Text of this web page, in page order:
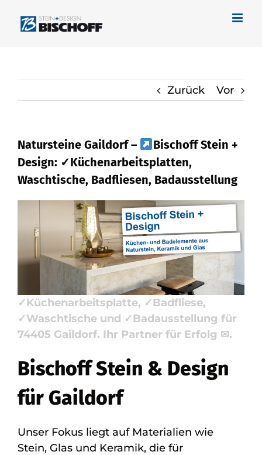
Inhalt
Zurück Vor
Natursteine Gaildorf –
Bischoff Stein +
Design: ✓Küchenarbeitsplatten,
Waschtische, Badfliesen, Badausstellung
Schauen Sie vorbei bei
Bischoff Stein +
Design für Gaildorf für Naturstein oder
✓Waschtische, Badfliese,
Küchenarbeitsplatte, Badausstellung.
Bischoff Stein + Design, Ihr Steinmetz &
Natursteinbauer: ✓Naturstein,
✓Küchenarbeitsplatte, ✓Badfliese,
✓Waschtische und ✓Badausstellung für
74405 Gaildorf. Ihr Partner für Erfolg ✉.
Bischoff Stein & Design
für Gaildorf
Unser Fokus liegt auf Materialien wie
Stein, Glas und Keramik, die für